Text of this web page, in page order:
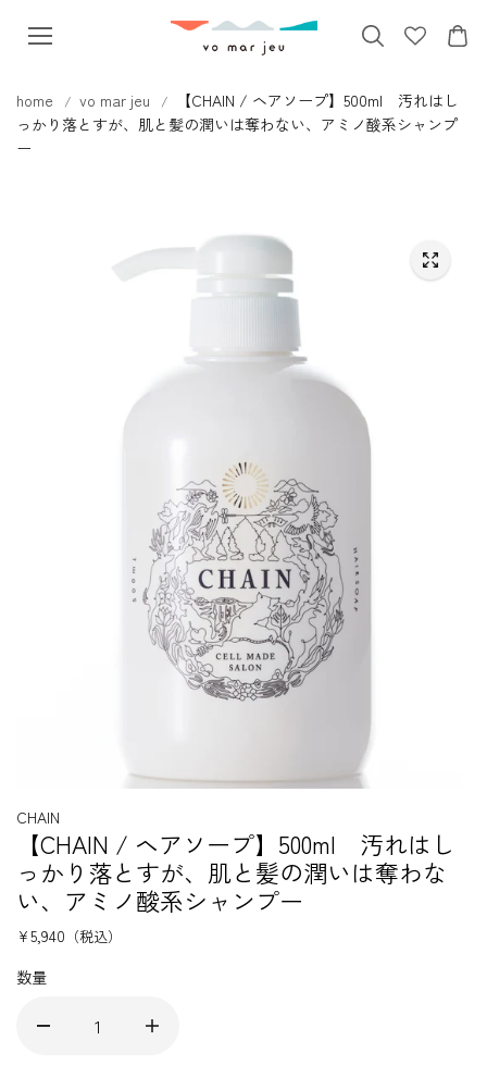
キップ
home vo mar jeu
【CHAIN / ヘアソープ】500ml 汚れはし
っかり落とすが、肌と髪の潤いは奪わない、アミノ酸系シャンプ
ー
CHAIN
【CHAIN / ヘアソープ】500ml 汚れはし
っかり落とすが、肌と髪の潤いは奪わな
い、アミノ酸系シャンプー
¥5,940 （税込）
数量